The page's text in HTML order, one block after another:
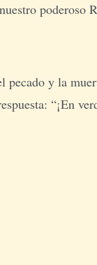
poderoso
pecado y la
“¡En